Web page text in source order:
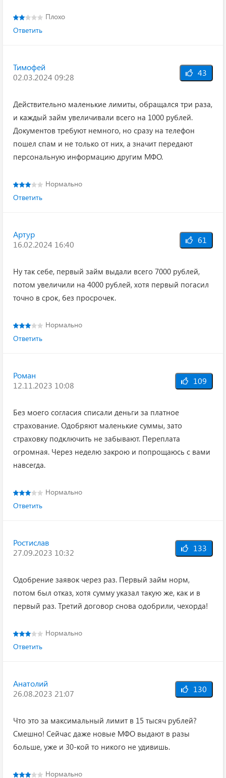
Плохо
Ответить
Тимофей
02.03.2024 09:28
43
Действительно маленькие лимиты, обращался три раза,
и каждый займ увеличивали всего на 1000 рублей.
Документов требуют немного, но сразу на телефон
пошел спам и не только от них, а значит передают
персональную информацию другим МФО.
Нормально
Ответить
Артур
16.02.2024 16:40
61
Ну так себе, первый займ выдали всего 7000 рублей,
потом увеличили на 4000 рублей, хотя первый погасил
точно в срок, без просрочек.
Нормально
Ответить
Роман
12.11.2023 10:08
109
Без моего согласия списали деньги за платное
страхование. Одобряют маленькие суммы, зато
страховку подключить не забывают. Переплата
огромная. Через неделю закрою и попрощаюсь с вами
навсегда.
Нормально
Ответить
Ростислав
27.09.2023 10:32
133
Одобрение заявок через раз. Первый займ норм,
потом был отказ, хотя сумму указал такую же, как и в
первый раз. Третий договор снова одобрили, чехорда!
Нормально
Ответить
Анатолий
26.08.2023 21:07
130
Что это за максимальный лимит в 15 тысяч рублей?
Смешно! Сейчас даже новые МФО выдают в разы
больше, уже и 30-кой то никого не удивишь.
Нормально